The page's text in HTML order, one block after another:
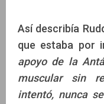
Así describía
que estaba por
apoyo de la
muscular sin
intentó, nunca